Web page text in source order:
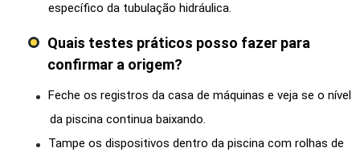
específico da tubulação hidráulica.
Quais testes práticos posso fazer para
confirmar a origem?
Feche os registros da casa de máquinas e veja se o nível
da piscina continua baixando.
Tampe os dispositivos dentro da piscina com rolhas de